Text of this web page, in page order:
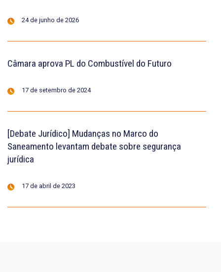
24 de junho de 2026
Câmara aprova PL do Combustível do Futuro
17 de setembro de 2024
[Debate Jurídico] Mudanças no Marco do
Saneamento levantam debate sobre segurança
jurídica
17 de abril de 2023